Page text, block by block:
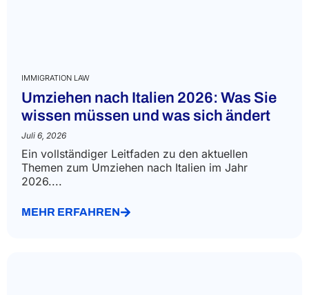
IMMIGRATION LAW
Umziehen nach Italien 2026: Was Sie
wissen müssen und was sich ändert
Juli 6, 2026
Ein vollständiger Leitfaden zu den aktuellen
Themen zum Umziehen nach Italien im Jahr
2026....
MEHR ERFAHREN